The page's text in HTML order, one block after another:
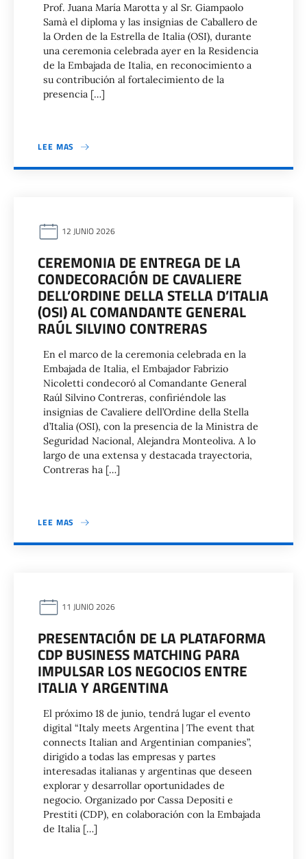
Prof. Juana María Marotta y al Sr. Giampaolo
Samà el diploma y las insignias de Caballero de
la Orden de la Estrella de Italia (OSI), durante
una ceremonia celebrada ayer en la Residencia
de la Embajada de Italia, en reconocimiento a
su contribución al fortalecimiento de la
presencia […]
LEE MAS
12 JUNIO 2026
CEREMONIA DE ENTREGA DE LA
CONDECORACIÓN DE CAVALIERE
DELL’ORDINE DELLA STELLA D’ITALIA
(OSI) AL COMANDANTE GENERAL
RAÚL SILVINO CONTRERAS
En el marco de la ceremonia celebrada en la
Embajada de Italia, el Embajador Fabrizio
Nicoletti condecoró al Comandante General
Raúl Silvino Contreras, confiriéndole las
insignias de Cavaliere dell’Ordine della Stella
d’Italia (OSI), con la presencia de la Ministra de
Seguridad Nacional, Alejandra Monteoliva. A lo
largo de una extensa y destacada trayectoria,
Contreras ha […]
LEE MAS
11 JUNIO 2026
PRESENTACIÓN DE LA PLATAFORMA
CDP BUSINESS MATCHING PARA
IMPULSAR LOS NEGOCIOS ENTRE
ITALIA Y ARGENTINA
El próximo 18 de junio, tendrá lugar el evento
digital “Italy meets Argentina | The event that
connects Italian and Argentinian companies”,
dirigido a todas las empresas y partes
interesadas italianas y argentinas que deseen
explorar y desarrollar oportunidades de
negocio. Organizado por Cassa Depositi e
Prestiti (CDP), en colaboración con la Embajada
de Italia […]